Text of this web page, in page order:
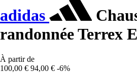
adidas
randonnée Terrex
À partir de
100,00 € 94,00 € -6%